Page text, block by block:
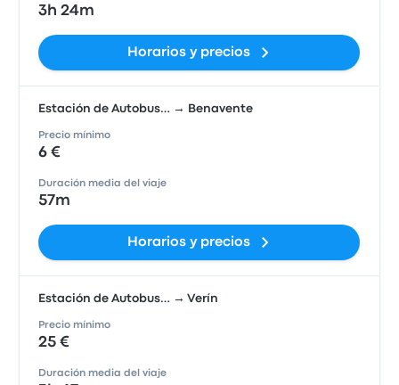
3h 24m
Horarios y precios
Estación de Autobus… → Benavente
Precio mínimo
6 €
Duración media del viaje
57m
Horarios y precios
Estación de Autobus… → Verín
Precio mínimo
25 €
Duración media del viaje